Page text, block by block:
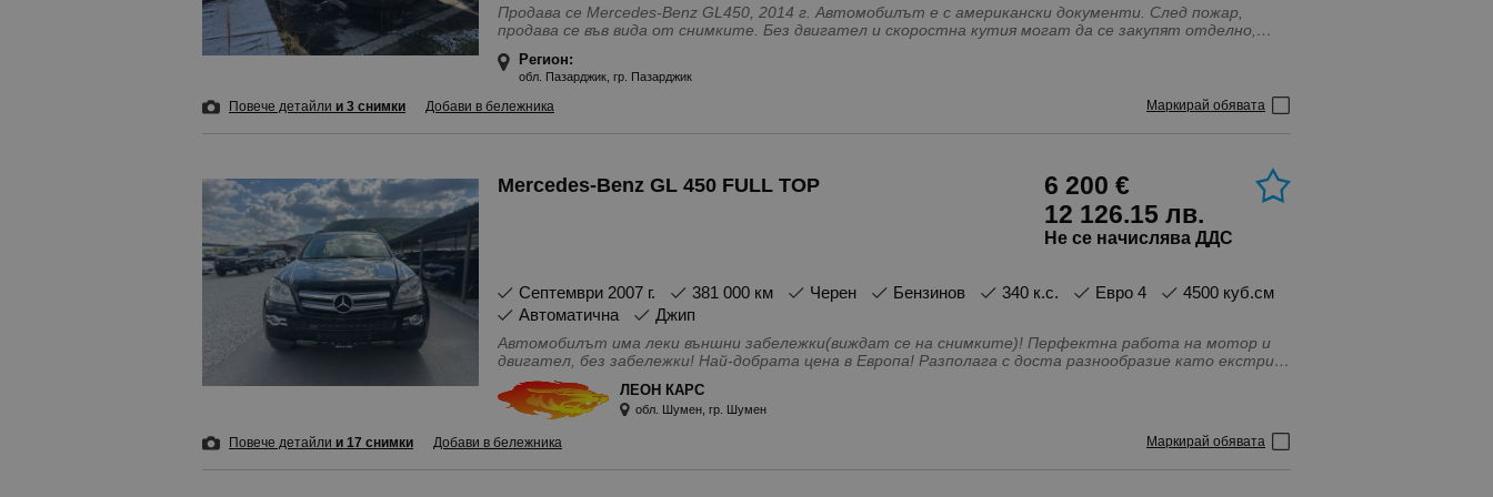
Продава се Mercedes-Benz GL450, 2014 г. Автомобилът е с американски документи. След пожар,
продава се във вида от снимките. Без двигател и скоростна кутия могат да се закупят отделно,
Регион:
обл. Пазарджик, гр. Пазарджик
Повече детайли и 3 снимки Добави в бележника Маркирай обявата
Mercedes-Benz GL 450 FULL TOP
6 200 €
12 126.15 лв.
Не се начислява ДДС
септември 2007 г. 381 000 км Черен Бензинов 340 к.с. Евро 4
4500 куб.см
Автоматична
Джип
Автомобилът има леки външни забележки(виждат се на снимките)! Перфектна работа на мотор и
двигател, без забележки! Най-добрата цена в Европа! Разполага с доста разнообразие като екстри!
За повече информация, моля позвънете на телефонния номер!
Особености - 360 camera \ Задна камера, 4(5) Врати, 4x4, 7 места, Auto Start Stop function, Bluetooth \
handsfree система, Buy back, DVD, TV, GPS система за проследяване, LED фарове, Steptronic, Tiptronic,
USB, audio\video, IN\AUX изводи, Автоматично затваряне на багажника, Адаптивни предни светлини,
Адаптивно въздушно окачване, Антиблокираща система, Бартер, Блокаж на диференциала,
Бордкомпютър, Въздушни възглавници - Задни, Въздушни възглавници - Предни, Въздушни
ЛЕОН КАРС
обл. Шумен, гр. Шумен
Повече детайли и 17 снимки Добави в бележника Маркирай обявата